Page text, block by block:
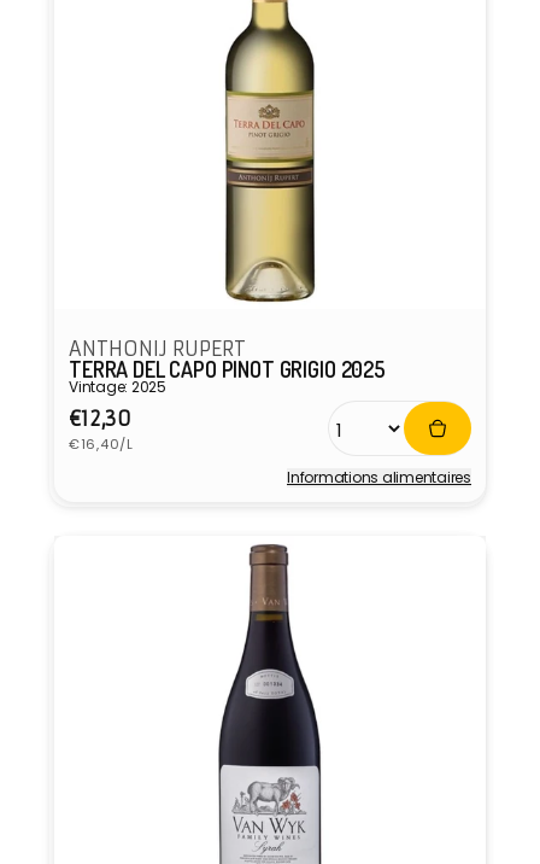
ANTHONIJ RUPERT
TERRA DEL CAPO PINOT GRIGIO 2025
Vintage: 2025
Prix
habituel
€12,30
Prix
unitaire
€16,40/L
Informations alimentaires